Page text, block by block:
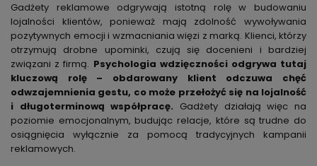
Gadżety reklamowe odgrywają istotną rolę w budowaniu
lojalności klientów, ponieważ mają zdolność wywoływania
pozytywnych emocji i wzmacniania więzi z marką. Klienci, którzy
otrzymują drobne upominki, czują się docenieni i bardziej
związani z firmą. Psychologia wdzięczności odgrywa tutaj
kluczową rolę – obdarowany klient odczuwa chęć
odwzajemnienia gestu, co może przełożyć się na lojalność
i długoterminową współpracę. Gadżety działają więc na
poziomie emocjonalnym, budując relacje, które są trudne do
osiągnięcia wyłącznie za pomocą tradycyjnych kampanii
reklamowych.